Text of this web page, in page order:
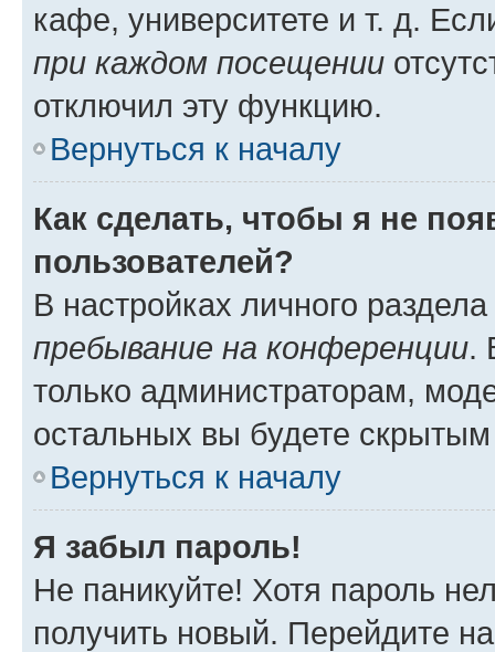
кафе, университете и т. д.
при каждом посещении
отключил эту функцию.
Вернуться к началу
Как сделать, чтобы я не
пользователей?
В настройках личного
пребывание на конференции.
только администраторам,
остальных вы будете
Вернуться к началу
Я забыл пароль!
Не паникуйте! Хотя пароль
получить новый. Перейдите